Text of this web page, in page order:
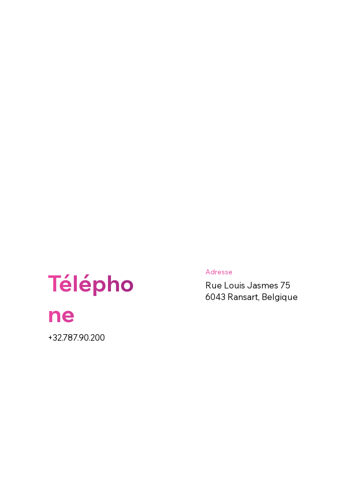
Adresse
Rue Louis Jasmes 75
6043 Ransart, Belgique
Télépho
ne
+32.787.90.200